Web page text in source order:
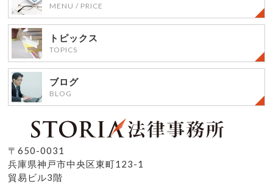
MENU / PRICE
トピックス
TOPICS
ブログ
BLOG
〒650-0031
兵庫県神戸市中央区東町123-1
貿易ビル3階